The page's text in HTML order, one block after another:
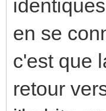
en se
c'est que
retour